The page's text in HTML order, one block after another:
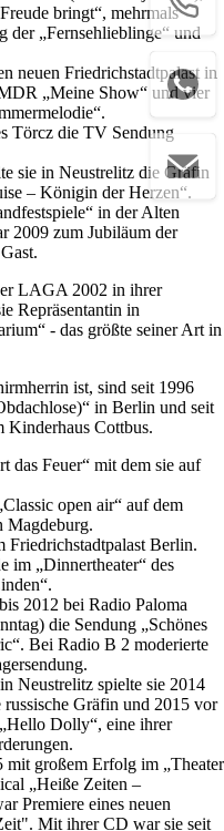
bringt“, mehrmals
der „Fernsehlieblinge“ und
neuen Friedrichstadtpalast in
„Meine Show“ und vier
Törcz die TV Sendung
sie in Neustrelitz die Gräfin
– Königin der Herzen“.
in der Alten
2009 zum Jubiläum der
LAGA 2002 in ihrer
Repräsentantin in
- das größte seiner Art in
ist, sind seit 1996
in Berlin und seit
Cottbus.
das Feuer“ mit dem sie auf
open air“ auf dem
Magdeburg.
Friedrichstadtpalast Berlin.
im „Dinnertheater“ des
2012 bei Radio Paloma
die Sendung „Schönes
Bei Radio B 2 moderierte
Neustrelitz spielte sie 2014
Gräfin und 2015 vor
Dolly“, eine ihrer
mit großem Erfolg im „Theater
„Heiße Zeiten –
Premiere eines neuen
Mit ihrer CD war sie seit